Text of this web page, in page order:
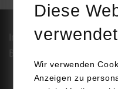
Diese
Wir verwenden
Anzeigen zu
Impressum
Barrierefreiheit